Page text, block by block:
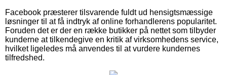
Facebook præsterer tilsvarende fuldt ud hensigtsmæssige
løsninger til at få indtryk af online forhandlerens popularitet.
Foruden det er der en række butikker på nettet som tilbyder
kunderne at tilkendegive en kritik af virksomhedens service,
hvilket ligeledes må anvendes til at vurdere kundernes
tilfredshed.